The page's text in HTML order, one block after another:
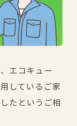
エコキュー
しているご家
たというご相